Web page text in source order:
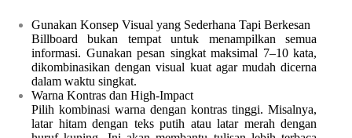
Gunakan Konsep Visual yang Sederhana Tapi Berkesan
Billboard bukan tempat untuk menampilkan semua
informasi. Gunakan pesan singkat maksimal 7–10 kata,
dikombinasikan dengan visual kuat agar mudah dicerna
dalam waktu singkat.
Warna Kontras dan High-Impact
Pilih kombinasi warna dengan kontras tinggi. Misalnya,
latar hitam dengan teks putih atau latar merah dengan